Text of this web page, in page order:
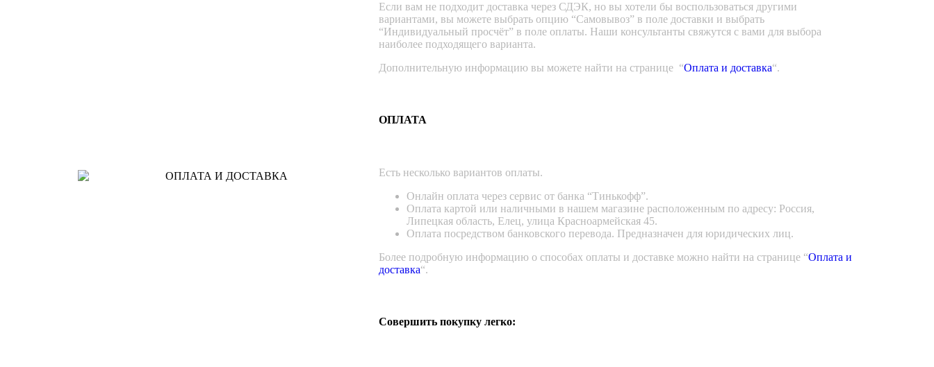
Если вам не подходит доставка через СДЭК, но вы хотели бы воспользоваться другими
вариантами, вы можете выбрать опцию “Самовывоз” в поле доставки и выбрать
“Индивидуальный просчёт” в поле оплаты. Наши консультанты свяжутся с вами для выбора
наиболее подходящего варианта.
Дополнительную информацию вы можете найти на странице “Оплата и доставка“.
ОПЛАТА
Есть несколько вариантов оплаты.
Онлайн оплата через сервис от банка “Тинькофф”.
Оплата картой или наличными в нашем магазине расположенным по адресу: Россия,
Липецкая область, Елец, улица Красноармейская 45.
Оплата посредством банковского перевода. Предназначен для юридических лиц.
Более подробную информацию о способах оплаты и доставке можно найти на странице “Оплата и
доставка“.
Совершить покупку легко: